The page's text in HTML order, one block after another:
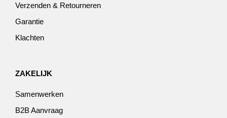
Verzenden & Retourneren
Garantie
Klachten
ZAKELIJK
Samenwerken
B2B Aanvraag